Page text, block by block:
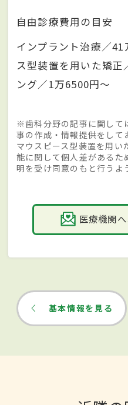
自由診療費用の目安
インプラント治療／
ス型装置を用いた矯
ング／1万6500円～
※歯科分野の記事に関して
事の作成・情報提供をして
マウスピース型装置を用い
能に関して個人差があるた
明を受け同意のもと行うよ
医療機関
基本情報を見る